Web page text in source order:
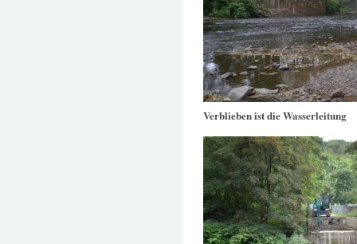
Verblieben ist die Wasserleitung